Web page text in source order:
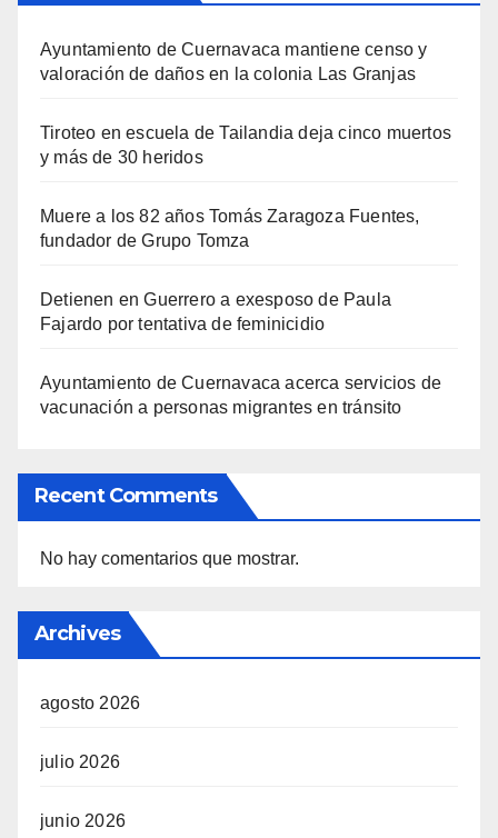
Ayuntamiento de Cuernavaca mantiene censo y
valoración de daños en la colonia Las Granjas
Tiroteo en escuela de Tailandia deja cinco muertos
y más de 30 heridos
Muere a los 82 años Tomás Zaragoza Fuentes,
fundador de Grupo Tomza
Detienen en Guerrero a exesposo de Paula
Fajardo por tentativa de feminicidio
Ayuntamiento de Cuernavaca acerca servicios de
vacunación a personas migrantes en tránsito
Recent Comments
No hay comentarios que mostrar.
Archives
agosto 2026
julio 2026
junio 2026